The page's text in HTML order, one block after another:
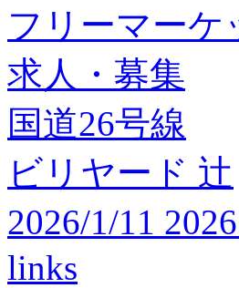
フリーマーケ
求人・募集
国道26号線
ビリヤード 辻
2026/1/11
links